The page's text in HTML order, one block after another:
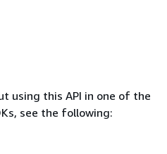
using this API in one of the
see the following: